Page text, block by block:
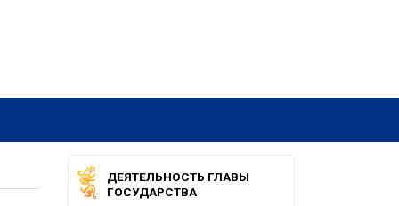
ДЕЯТЕЛЬНОСТЬ ГЛАВЫ
ГОСУДАРСТВА